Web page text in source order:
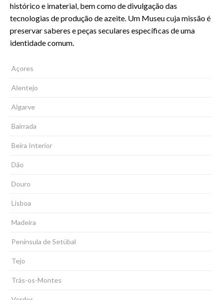
histórico e imaterial, bem como de divulgação das
tecnologias de produção de azeite. Um Museu cuja missão é
preservar saberes e peças seculares específicas de uma
identidade comum.
Açores
Alentejo
Algarve
Bairrada
Beira Interior
Dão
Douro
Lisboa
Madeira
Península de Setúbal
Tejo
Trás-os-Montes